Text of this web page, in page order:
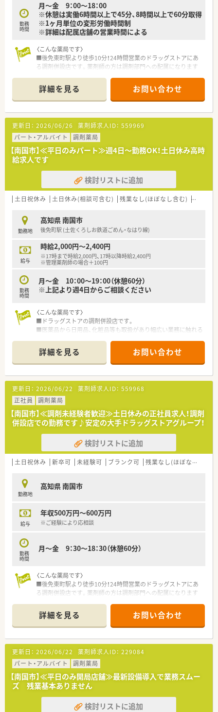
■1年に3回（3月、7月、11月）グループ内の薬剤師・看護師・ケアマ
ネージャー・看護師・事務職全ての職員を集めての勉強会を開か
れています。薬の知識だけでなく、安全管理の取り組みや外部の
専門家による接遇研修等も行われています。
や調剤報酬の算定方法等の教育カリキュラムをご準備されてい
ます。
■希望制となりますが、職員研修の一環として医療機関のご協力
のもと、4～6カ月の病院研修も行われています。
＜法人特徴＞
■高知県内を中心にグループ全体で32店舗展開中です。今後も
県内・県外にて店舗を増やしていく方針です。
■総合病院門前からクリニック門前までさまざまな科目の店舗
を運営されています。
■在宅件数はグループ全体で700件以上ございます。在宅専任薬
剤師も複数名いらっしゃいます。
■1年に1回以上学会に参加されており、学会発表チームを立ち
上げ、日々の業務で感じたことや、患者さまからの要望などを議
論して発表の題目を検討されています。
■調剤業務だけでなく、災害対策や野菜の販売等を通して地域貢
献を行われています。
■業務短縮の為、全店舗にて最新機器（電子薬歴・分包機（円盤）・
機 等）を導入されています。
＜こんな方にもオススメ＞
■複数店舗展開されているチェーン薬局を希望されている方
■研修制度が充実している企業をご希望の方
■外来対応だけでなく、在宅業務など幅広く経験していきたい方
勤務
時間
月～金 9：00～18：00
※休憩は実働6時間以上で45分、8時間以上で60分取得
※1ヶ月単位の変形労働時間制
※詳細は配属店舗の営業時間による
〈こんな薬局です〉
■後免東町駅より徒歩10分！24時間営業のドラッグストアにあ
る調剤併設店です。薬剤師の方は調剤部門への配属になります
■処方箋枚数は少なめです。
患者様とのコミュニケーションを大切にしたい方にもおスス
メです。
■県内に他店舗がありますのでお休みも問題なく取得可能で
す。
■薬剤師は2名在籍です。
〈業務内容〉
■OTC医薬品の販売に関する販売・接客・レジ業務。
■調剤業務、レセコンを用いての処方箋入力などをお願いしま
す。
〈法人概要〉
■創業205周年を迎える総合健康企業です。
ます。
■医薬品から日用品、化粧品等も取扱があり幅広い業務に触れる
ことができます。
■薬剤師は新しいポストとなりますので、新たな挑戦をしたい方
に最適の環境です。調剤ご経験者であれば高年収が狙えます。
■広々とした調剤室はどこも綺麗で、監査システム・自動分包機
などの調剤設備も整っています。
■ドラッグストアでのご就業となりますので、医薬品から日用
品、化粧品等も取扱があり幅広い業務に触れることができます。
■自分のペースでお仕事したい方
■OTC医薬品にご興味のある方
■福利厚生の充実した会社で働きたい方
などお気軽にお問い合わせください！
詳細を見る お問い合わせ
更新日： 2026/06/26 薬剤師求人ID： 559969
パート・アルバイト
調剤薬局
【南国市】≪平日のみパート≫週4日～勤務OK！土日休み高時
給求人です
検討リストに追加
土日祝休み 土日休み(相談可含む) 残業なし(ほぼなし含む) シフト
勤務地
高知県 南国市
後免町駅 (土佐くろしお鉄道ごめん・なはり線)
給与
時給2,000円～2,400円
※17時まで時給2,000円、17時以降時給2,400円
※管理薬剤師の場合＋100円
勤務
時間
月～金 10：00～19：00（休憩60分）
※上記より週4日からご相談ください
〈こんな薬局です〉
■ドラッグストアの調剤併設店です。
■医薬品から日用品、化粧品等も取扱があり幅広い業務に触れる
■広域処方箋を応需しています。
〈業務内容〉
■調剤・投薬・服薬指導など一連の業務
〈法人概要〉
■創業205周年を迎える総合健康企業で、日本最大手チェーンド
ラッグストアの法人です。
■医薬品から日用品、化粧品等も取扱があり幅広い業務に触れる
ことができます。
■薬剤師は新しいポストとなりますので、新たな挑戦をしたい方
に最適の環境です。調剤ご経験者であれば高年収が狙えます。
■広々とした調剤室はどこも綺麗で、監査システム・自動分包機
などの調剤設備も整っています。
■平日のみのご勤務でお探しの方
などお気軽にお問い合わせください！
詳細を見る お問い合わせ
更新日： 2026/06/22 薬剤師求人ID： 559968
正社員
調剤薬局
【南国市】≪調剤未経験者歓迎≫土日休みの正社員求人！調剤
併設店での勤務です♪安定の大手ドラッグストアグループ！
検討リストに追加
土日祝休み 新卒可 未経験可 ブランク可 残業なし(ほぼなし含む)
勤務地
高知県 南国市
給与
年収500万円～600万円
※ご経験により応相談
勤務
時間
月～金 9：30～18：30（休憩60分）
〈こんな薬局です〉
■後免東町駅より徒歩10分！24時間営業のドラッグストアにあ
る調剤併設店です。薬剤師の方は調剤部門への配属になります
■朝はゆっくり9時半からスタートの店舗です。
■広域処方箋を10～15枚/日程度応需している一人薬剤師の店
舗です。ご自身のペースで勤務することが可能です。
■県内に他店舗がありますのでお休みも問題なく取得可能で
す。
〈業務内容〉
■OTC医薬品の販売に関する販売・接客・レジ業務。
■調剤業務、レセコンを用いての処方箋入力などをお願いしま
す。
詳細を見る お問い合わせ
更新日： 2026/06/22 薬剤師求人ID： 229084
パート・アルバイト
調剤薬局
【南国市】≪平日のみ開局店舗≫最新設備導入で業務スムー
ズ 残業基本ありません
検討リストに追加